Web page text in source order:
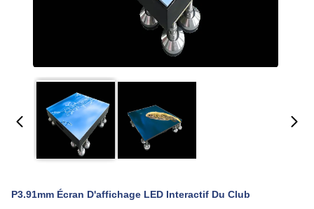
P3.91mm Écran D'affichage LED Interactif Du Club